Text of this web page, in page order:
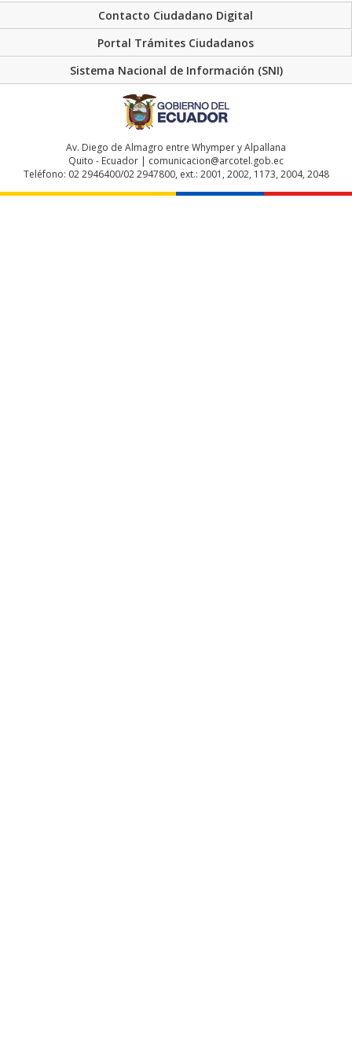
Contacto Ciudadano Digital
Portal Trámites Ciudadanos
Sistema Nacional de Información (SNI)
Av. Diego de Almagro entre Whymper y Alpallana
Quito - Ecuador | comunicacion@arcotel.gob.ec
Teléfono: 02 2946400/02 2947800, ext.: 2001, 2002, 1173, 2004, 2048